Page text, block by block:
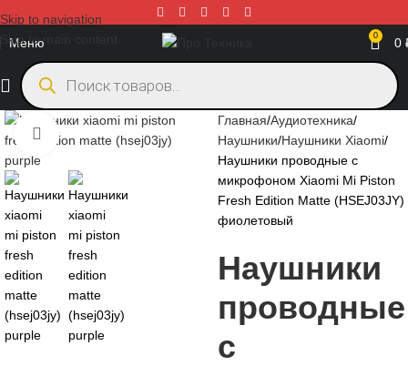
Skip to navigation
Skip to main content
Меню 0 0
Нажмите, чтобы увеличить
Главная Аудиотехника
Наушники Наушники Xiaomi
Наушники проводные с
микрофоном Xiaomi Mi Piston
Fresh Edition Matte (HSEJ03JY)
фиолетовый
Наушники
проводные
с